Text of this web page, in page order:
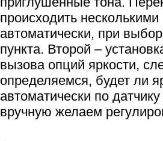
происходить
автоматически, при
пункта. Второй –
вызова опций яркости,
определяемся, будет ли
автоматически по
вручную желаем